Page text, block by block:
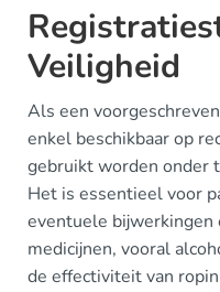
Veiligheid
Als een
enkel beschikbaar op
gebruikt worden onder
Het is essentieel voor
eventuele bijwerkingen
medicijnen, vooral
de effectiviteit van